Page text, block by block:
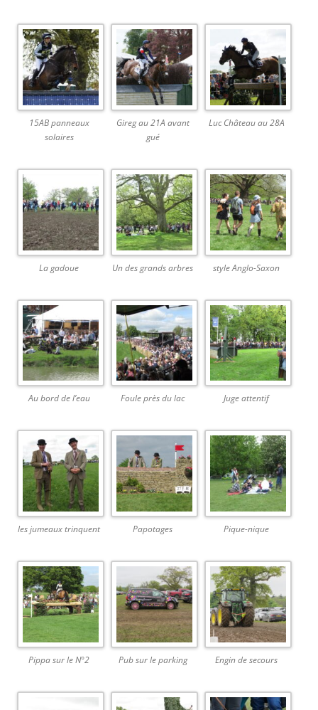
15AB panneaux
solaires
Gireg au 21A avant
gué
Luc Château au 28A
La gadoue Un des grands arbres style Anglo-Saxon
Au bord de l’eau Foule près du lac Juge attentif
les jumeaux trinquent Papotages Pique-nique
Pippa sur le N°2 Pub sur le parking Engin de secours